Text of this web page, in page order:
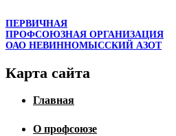
ПЕРВИЧНАЯ
ПРОФСОЮЗНАЯ ОРГАНИЗАЦИЯ
ОАО НЕВИННОМЫССКИЙ АЗОТ
Карта сайта
Главная
О профсоюзе